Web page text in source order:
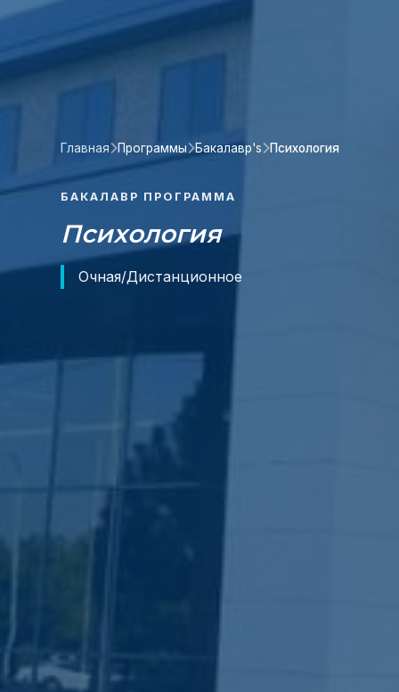
Главная Программы Бакалавр's Психология
БАКАЛАВР ПРОГРАММА
Психология
Очная/Дистанционное